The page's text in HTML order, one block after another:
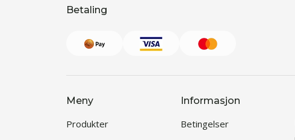
Betaling
Meny
Produkter
Informasjon
Betingelser